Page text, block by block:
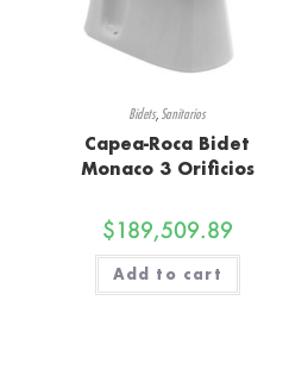
Bidets, Sanitarios
Capea-Roca Bidet
Monaco 3 Orificios
$189,509.89
Add to cart